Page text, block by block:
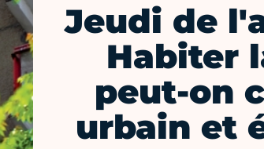
Jeudi de
Habiter
peut-on
urbain et